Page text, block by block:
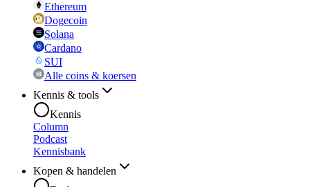
Ethereum
Dogecoin
Solana
Cardano
SUI
Alle coins & koersen
Kennis & tools
Kennis
Column
Podcast
Kennisbank
Kopen & handelen